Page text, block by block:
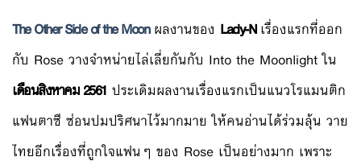
The Other Side of the Moonผลงานของ Lady-Nเรื่องแรกที่ออก
กับ Rose วางจำหน่ายไล่เลี่ยกันกับ Into the Moonlight ใน
เดือนสิงหาคม 2561 ประเดิมผลงานเรื่องแรกเป็นแนวโรแมนติก
แฟนตาซี ซ่อนปมปริศนาไว้มากมาย ให้คนอ่านได้ร่วมลุ้น วาย
ไทยอีกเรื่องที่ถูกใจแฟนๆ ของ Rose เป็นอย่างมาก เพราะ